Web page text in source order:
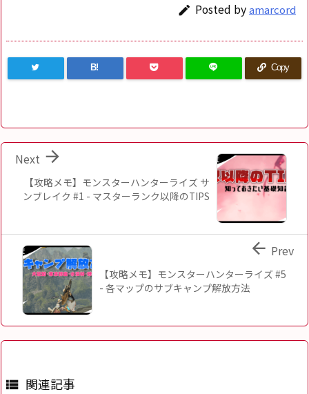
 Posted byamarcord
B! Copy
【攻略メモ】モンスターハンターライズ サ
ンブレイク #1 - マスターランク以降のTIPS

Next
【攻略メモ】モンスターハンターライズ #5
- 各マップのサブキャンプ解放方法
 Prev
 関連記事